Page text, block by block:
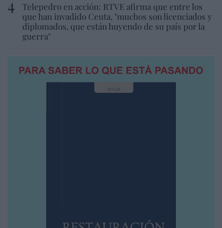
Telepedro en acción: RTVE afirma que entre los
que han invadido Ceuta, "muchos son licenciados y
diplomados, que están huyendo de su país por la
guerra"